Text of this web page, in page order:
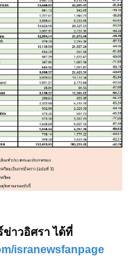
าวอิศรา ได้ที่
isranewsfanpage